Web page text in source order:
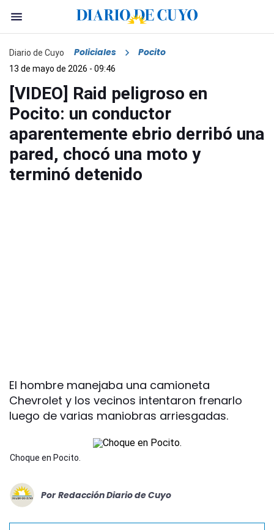
Diario de Cuyo Policiales Pocito
13 de mayo de 2026 - 09:46
[VIDEO] Raid peligroso en
Pocito: un conductor
aparentemente ebrio derribó una
pared, chocó una moto y
terminó detenido
El hombre manejaba una camioneta
Chevrolet y los vecinos intentaron frenarlo
luego de varias maniobras arriesgadas.
Choque en Pocito.
Por Redacción Diario de Cuyo